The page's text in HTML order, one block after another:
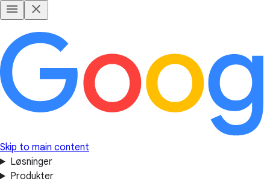
Skip to main content
Løsninger
Produkter